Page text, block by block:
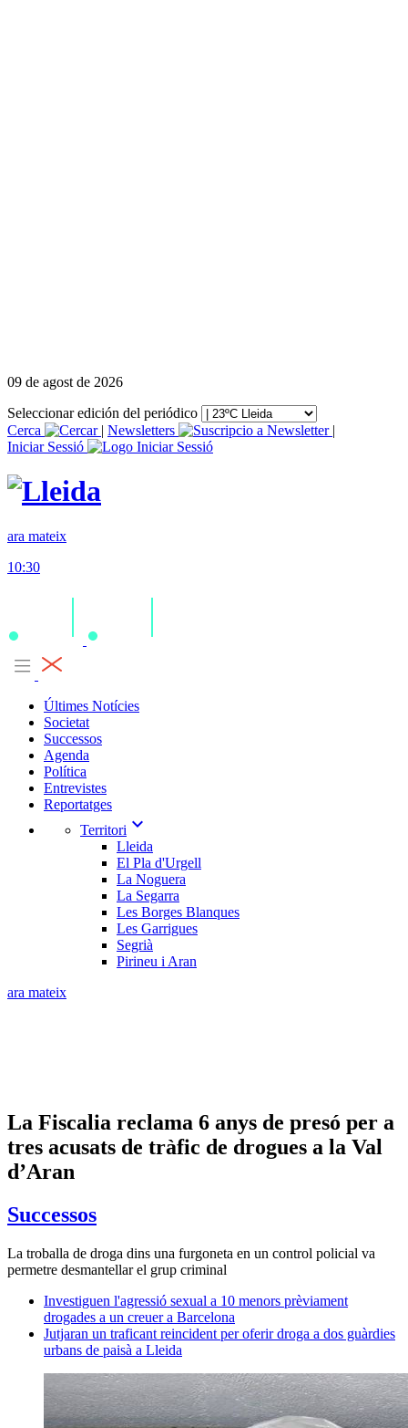
09 de agost de 2026
Seleccionar edición del periódico
Cerca
| Newsletters
|
Iniciar Sessió
ara mateix
10:30
Últimes Notícies
Societat
Successos
Agenda
Política
Entrevistes
Reportatges
Territori expand_more
Lleida
El Pla d'Urgell
La Noguera
La Segarra
Les Borges Blanques
Les Garrigues
Segrià
Pirineu i Aran
ara mateix
La Fiscalia reclama 6 anys de presó per a
tres acusats de tràfic de drogues a la Val
d’Aran
Successos
La troballa de droga dins una furgoneta en un control policial va
permetre desmantellar el grup criminal
Investiguen l'agressió sexual a 10 menors prèviament
drogades a un creuer a Barcelona
Jutjaran un traficant reincident per oferir droga a dos guàrdies
urbans de paisà a Lleida